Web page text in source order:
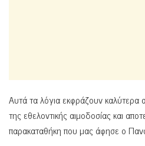
Αυτά τα λόγια εκφράζουν καλύτερα
της εθελοντικής αιμοδοσίας και
παρακαταθήκη που μας άφησε ο